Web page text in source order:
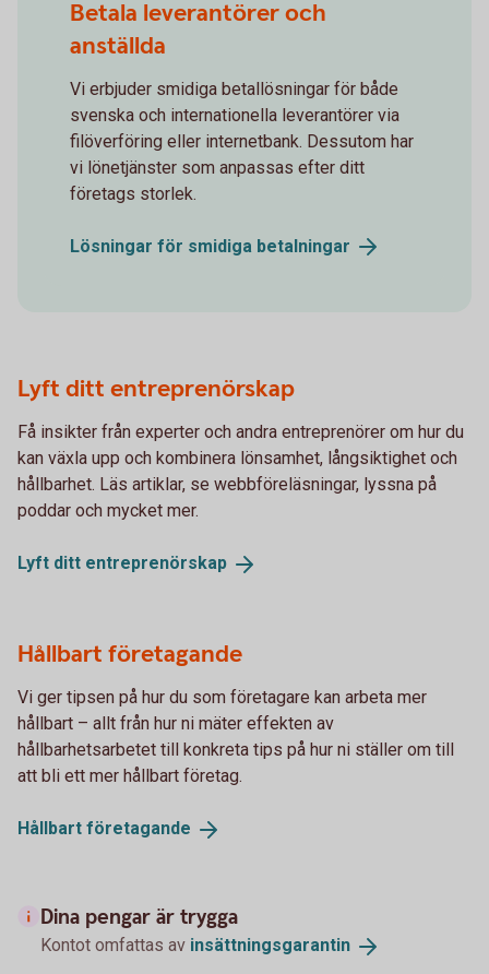
Betala leverantörer och
anställda
Vi erbjuder smidiga betallösningar för både
svenska och internationella leverantörer via
filöverföring eller internetbank. Dessutom har
vi lönetjänster som anpassas efter ditt
företags storlek.
Lösningar för smidiga betalningar
Lyft ditt entreprenörskap
Få insikter från experter och andra entreprenörer om hur du
kan växla upp och kombinera lönsamhet, långsiktighet och
hållbarhet. Läs artiklar, se webbföreläsningar, lyssna på
poddar och mycket mer.
Lyft ditt entreprenörskap
Hållbart företagande
Vi ger tipsen på hur du som företagare kan arbeta mer
hållbart – allt från hur ni mäter effekten av
hållbarhetsarbetet till konkreta tips på hur ni ställer om till
att bli ett mer hållbart företag.
Hållbart företagande
Dina pengar är trygga
Kontot omfattas av insättningsgarantin